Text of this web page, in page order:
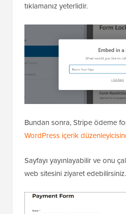
tıklamanız yeterlidir.
Bundan sonra, Stripe ödeme
WordPress içerik
Sayfayı yayınlayabilir ve onu
web sitesini ziyaret edebilirsiniz.